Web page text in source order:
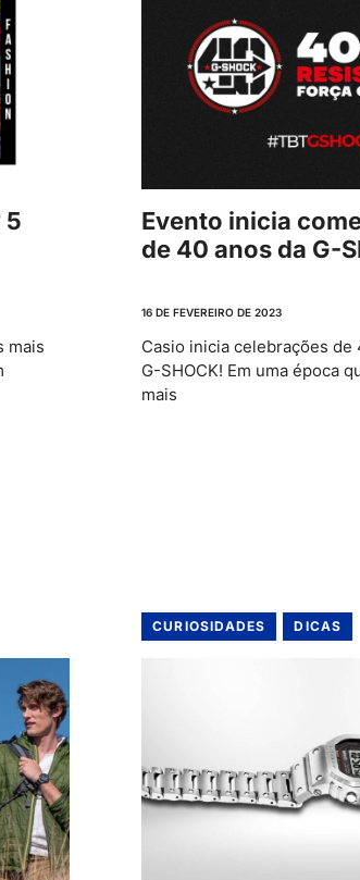
5
mais
Evento inicia
de 40 anos da G-
16 DE FEVEREIRO DE 2023
Casio inicia celebrações de
G-SHOCK! Em uma época
mais
CURIOSIDADES DICAS